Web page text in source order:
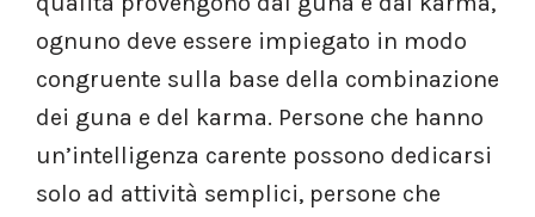
ognuno deve essere impiegato in modo
congruente sulla base della combinazione
dei guna e del karma. Persone che hanno
un’intelligenza carente possono dedicarsi
solo ad attività semplici, persone che